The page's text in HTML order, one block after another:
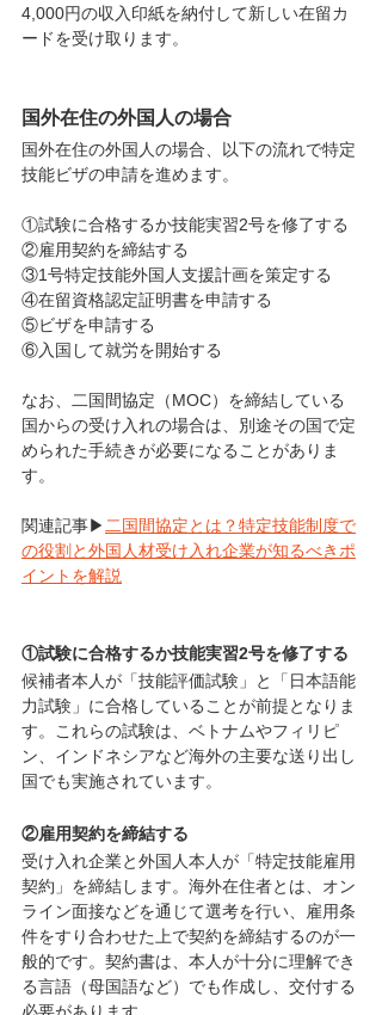
4,000円の収入印紙を納付して新しい在留カ
ードを受け取ります。
国外在住の外国人の場合
国外在住の外国人の場合、以下の流れで特定
技能ビザの申請を進めます。
①試験に合格するか技能実習2号を修了する
②雇用契約を締結する
③1号特定技能外国人支援計画を策定する
④在留資格認定証明書を申請する
⑤ビザを申請する
⑥入国して就労を開始する
なお、二国間協定（MOC）を締結している
国からの受け入れの場合は、別途その国で定
められた手続きが必要になることがありま
す。
関連記事▶二国間協定とは？特定技能制度で
の役割と外国人材受け入れ企業が知るべきポ
イントを解説
①試験に合格するか技能実習2号を修了する
候補者本人が「技能評価試験」と「日本語能
力試験」に合格していることが前提となりま
す。これらの試験は、ベトナムやフィリピ
ン、インドネシアなど海外の主要な送り出し
国でも実施されています。
②雇用契約を締結する
受け入れ企業と外国人本人が「特定技能雇用
契約」を締結します。海外在住者とは、オン
ライン面接などを通じて選考を行い、雇用条
件をすり合わせた上で契約を締結するのが一
般的です。契約書は、本人が十分に理解でき
る言語（母国語など）でも作成し、交付する